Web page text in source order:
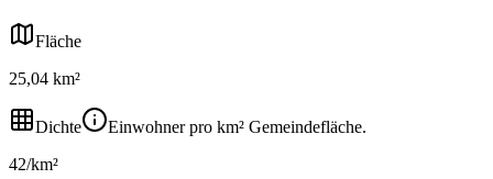
Fläche
25,04 km²
Dichte
Einwohner pro km² Gemeindefläche.
42/km²